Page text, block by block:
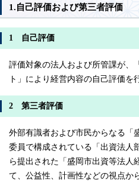
1.自己評価および第三者評価
1 自己評価
評価対象の法人および所管課が、
ト」により経営内容の自己評価を
2 第三者評価
外部有識者および市民からなる「
委員で構成されている「出資法人
ら提出された「盛岡市出資等法人
て、公益性、計画性などの視点か